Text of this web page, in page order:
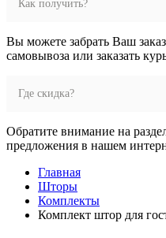
Как получить?
Вы можете забрать Ваш
самовывоза или заказать
Где скидка?
Обратите внимание на
предложения в нашем
Главная
Шторы
Комплекты
Комплект штор для